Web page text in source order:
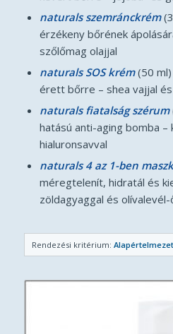
naturals szemránckrém
érzékeny bőrének
szőlőmag olajjal
naturals SOS krém (50
érett bőrre – shea vajjal
naturals fiatalság szérum
hatású anti-aging bomba –
hialuronsavval
naturals 4 az 1-ben maszk
méregtelenít, hidratál és
zöldagyaggal és
Rendezési kritérium: